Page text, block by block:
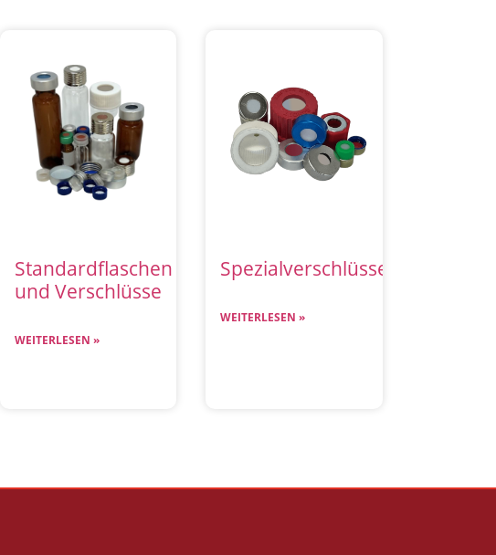
Standardflaschen
und Verschlüsse
WEITERLESEN »
Spezialverschlüsse
WEITERLESEN »